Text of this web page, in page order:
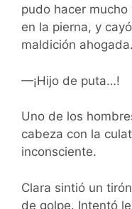
pudo hacer
en la pierna, y
maldición ahogada.
—¡Hijo de puta…!
Uno de los
cabeza con la
inconsciente.
Clara sintió un
de golpe. Intentó